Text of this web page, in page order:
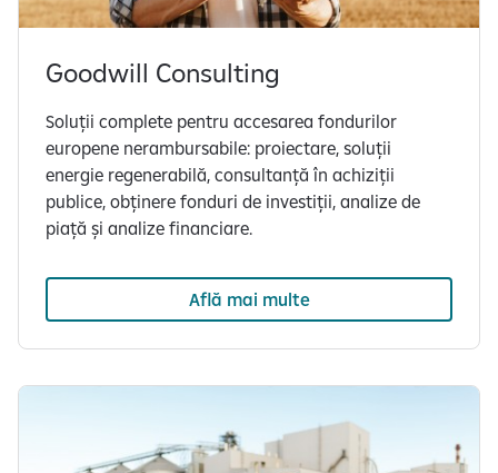
Goodwill Consulting
Soluții complete pentru accesarea fondurilor
europene nerambursabile: proiectare, soluții
energie regenerabilă, consultanță în achiziții
publice, obținere fonduri de investiții, analize de
piață și analize financiare.
Află mai multe